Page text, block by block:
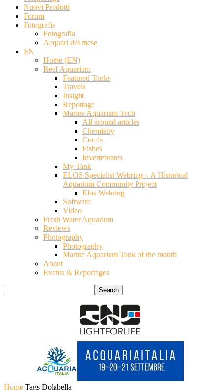
Nuovi Prodotti
Forum
Fotografia
Fotografia
Acquari del mese
EN
Home (EN)
Reef Aquarium
Featured Tanks
Travels
Insight
Reportage
Marine Aquarium Tech
All around articles
Chemistry
Corals
Fishes
Invertebrates
My Tank
ELOS Specialist Webring – A Historical
Aquarium Community Project
Elos Webring
Software
Video
Fresh Water Aquarium
Reviews
Photography
Photography
Marine Aquarium Tank of the month
About
Events & Reportages
Home Tags Dolabella